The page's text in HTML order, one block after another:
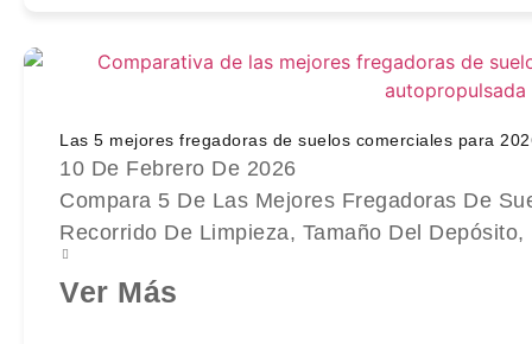
Las 5 mejores fregadoras de suelos comerciales para
10 De Febrero De 2026
Compara 5 De Las Mejores Fregadoras De
Recorrido De Limpieza, Tamaño Del Depósito,
Ver Más